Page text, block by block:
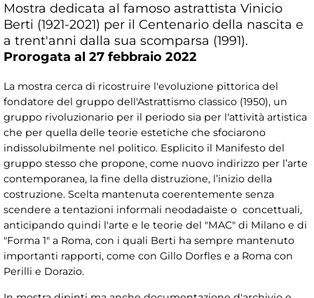
Mostra dedicata al famoso astrattista Vinicio
Berti (1921-2021) per il Centenario della nascita e
a trent'anni dalla sua scomparsa (1991).
Prorogata al 27 febbraio 2022
La mostra cerca di ricostruire l'evoluzione pittorica del
fondatore del gruppo dell'Astrattismo classico (1950), un
gruppo rivoluzionario per il periodo sia per l'attività artistica
che per quella delle teorie estetiche che sfociarono
indissolubilmente nel politico. Esplicito il Manifesto del
gruppo stesso che propone, come nuovo indirizzo per l’arte
contemporanea, la fine della distruzione, l’inizio della
costruzione. Scelta mantenuta coerentemente senza
scendere a tentazioni informali neodadaiste o concettuali,
anticipando quindi l'arte e le teorie del "MAC" di Milano e di
"Forma 1" a Roma, con i quali Berti ha sempre mantenuto
importanti rapporti, come con Gillo Dorfles e a Roma con
Perilli e Dorazio.